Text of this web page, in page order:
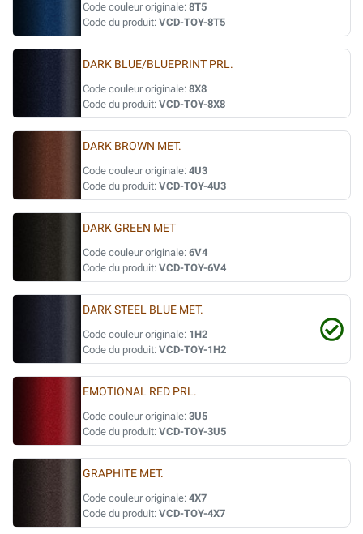
Code couleur originale: 8T5
Code du produit: VCD-TOY-8T5
DARK BLUE/BLUEPRINT PRL.
Code couleur originale: 8X8
Code du produit: VCD-TOY-8X8
DARK BROWN MET.
Code couleur originale: 4U3
Code du produit: VCD-TOY-4U3
DARK GREEN MET
Code couleur originale: 6V4
Code du produit: VCD-TOY-6V4
DARK STEEL BLUE MET.
Code couleur originale: 1H2
Code du produit: VCD-TOY-1H2
EMOTIONAL RED PRL.
Code couleur originale: 3U5
Code du produit: VCD-TOY-3U5
GRAPHITE MET.
Code couleur originale: 4X7
Code du produit: VCD-TOY-4X7